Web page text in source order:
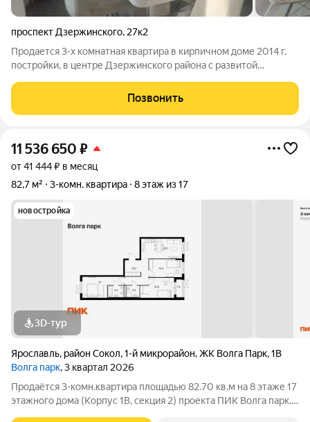
проспект Дзержинского, 27к2
Продается 3-х комнатная квартира в кирпичном доме 2014 г.
постройки, в центре Дзержинского района с развитой
магазины , школы , детские сады , бассейн. Рядом остановка
общественного
Позвонить
11 536 650 ₽
от 41 444 ₽ в месяц
82,7 м²
3-комн. квартира 8 этаж из 17
новостройка
3D-тур
Ярославль, район Сокол,1-й микрорайон,ЖК Волга Парк,1В
Волга парк, 3 квартал 2026
Продаётся 3-комн.квартира площадью 82.70 кв.м на 8 этаже 17
этажного дома (Корпус 1В, секция 2) проекта ПИК Волга парк.